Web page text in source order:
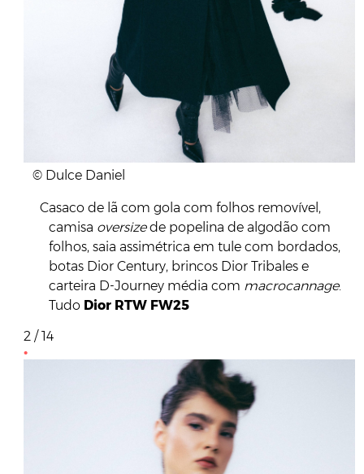
© Dulce Daniel
Casaco de lã com gola com folhos removível,
camisa oversizede popelina de algodão com
folhos, saia assimétrica em tule com bordados,
botas Dior Century, brincos Dior Tribales e
carteira D-Journey média com macrocannage.
Tudo Dior RTW FW25
2 / 14